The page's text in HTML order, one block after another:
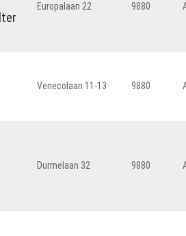
Europalaan 22 9880
Venecolaan 11-13 9880
Durmelaan 32 9880